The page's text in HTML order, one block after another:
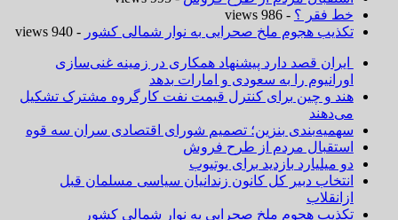
خط فقر ؟ - 986 views
تکذیب هجوم ملخ صحرایی به نوار شمالی کشور - 940 views
ایران قصد دارد پیشنهاد همکاری در زمینه غنی‌سازی
اورانیوم را به سعودی و امارات بدهد
هند و چین برای کنترل قیمت نفت کارگروه مشترک تشکیل
می‌دهند
سهمیه‌بندی بنزین؛ تصمیم شورای اقتصادی سران سه قوه
استقبال مردم از طرح فروش
دو میلیارد بازدید برای یوتیوب
انتخاب دبیر کل کانون زندانیان سیاسی مسلمان قبل
ازانقلاب
تکذیب هجوم ملخ صحرایی به نوار شمالی کشور